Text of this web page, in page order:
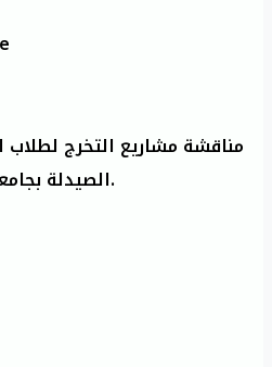
مناقشة مشاريع التخرج
الصيدلة بجامعة إدلب.